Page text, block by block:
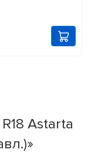
Astarta